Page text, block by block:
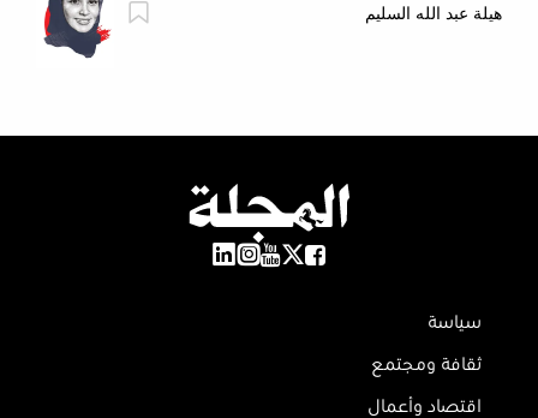
هيلة عبد الله السليم
سياسة
ثقافة ومجتمع
اقتصاد وأعمال